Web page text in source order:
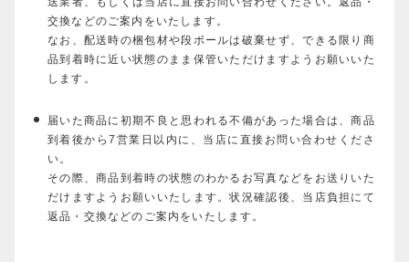
交換などのご案内をいたします。
なお、配送時の梱包材や段ボールは破棄せず、できる限り商
品到着時に近い状態のまま保管いただけますようお願いいた
します。
届いた商品に初期不良と思われる不備があった場合は、商品
到着後から7営業日以内に、当店に直接お問い合わせくださ
い。
その際、商品到着時の状態のわかるお写真などをお送りいた
だけますようお願いいたします。状況確認後、当店負担にて
返品・交換などのご案内をいたします。